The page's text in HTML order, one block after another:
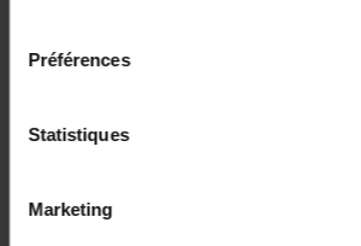
Préférences
Statistiques
Marketing